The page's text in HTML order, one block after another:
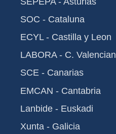
SOC - Cataluna
ECYL - Castilla y Leon
LABORA - C.
SCE - Canarias
EMCAN - Cantabria
Lanbide - Euskadi
Xunta - Galicia